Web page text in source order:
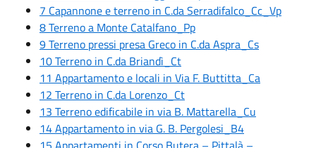
7 Capannone e terreno in C.da Serradifalco_Cc_Vp
8 Terreno a Monte Catalfano_Pp
9 Terreno pressi presa Greco in C.da Aspra_Cs
10 Terreno in C.da Briandì_Ct
11 Appartamento e locali in Via F. Buttitta_Ca
12 Terreno in C.da Lorenzo_Ct
13 Terreno edificabile in via B. Mattarella_Cu
14 Appartamento in via G. B. Pergolesi_B4